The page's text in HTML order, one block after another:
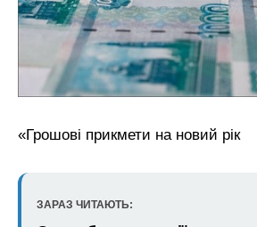
«Грошові прикмети на новий рік
ЗАРАЗ ЧИТАЮТЬ: